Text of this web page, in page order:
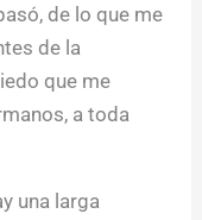
de lo que me
de la
que me
a toda
una larga